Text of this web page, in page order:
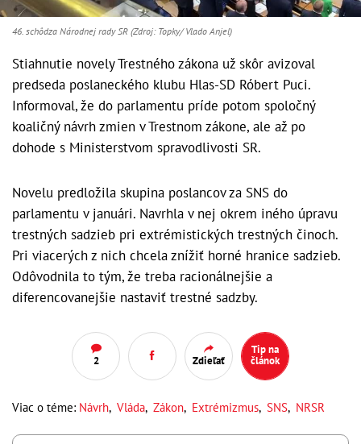
46. schôdza Národnej rady SR (Zdroj: Topky/ Vlado Anjel)
Stiahnutie novely Trestného zákona už skôr avizoval
predseda poslaneckého klubu Hlas-SD Róbert Puci.
Informoval, že do parlamentu príde potom spoločný
koaličný návrh zmien v Trestnom zákone, ale až po
dohode s Ministerstvom spravodlivosti SR.
Novelu predložila skupina poslancov za SNS do
parlamentu v januári. Navrhla v nej okrem iného úpravu
trestných sadzieb pri extrémistických trestných činoch.
Pri viacerých z nich chcela znížiť horné hranice sadzieb.
Odôvodnila to tým, že treba racionálnejšie a
diferencovanejšie nastaviť trestné sadzby.
2 Zdieľať
Tip na
článok
Viac o téme: Návrh, Vláda, Zákon, Extrémizmus, SNS, NRSR